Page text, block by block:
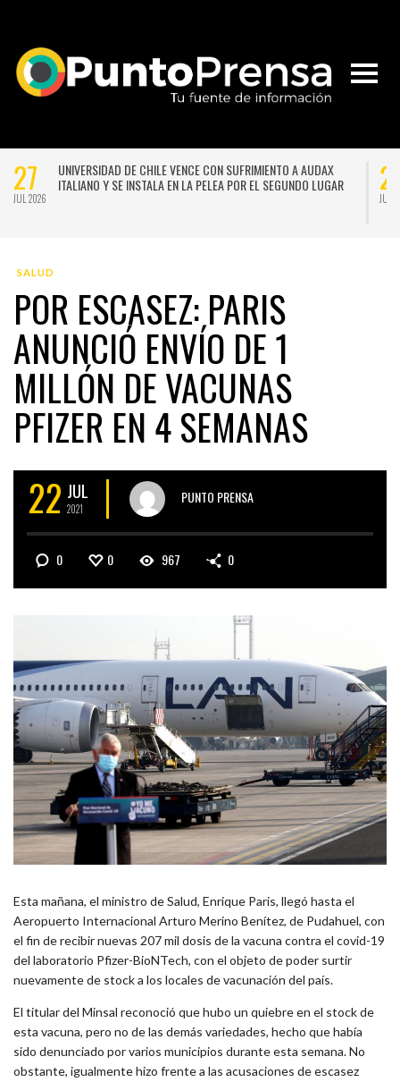
27
JUL 2026
UNIVERSIDAD DE CHILE VENCE CON SUFRIMIENTO A AUDAX
ITALIANO Y SE INSTALA EN LA PELEA POR EL SEGUNDO LUGAR
JUL
SALUD
POR ESCASEZ: PARIS
ANUNCIÓ ENVÍO DE 1
MILLÓN DE VACUNAS
PFIZER EN 4 SEMANAS
22 JUL
2021
PUNTO PRENSA
0 0 967 0
Esta mañana, el ministro de Salud, Enrique Paris, llegó hasta el
Aeropuerto Internacional Arturo Merino Benítez, de Pudahuel, con
el fin de recibir nuevas 207 mil dosis de la vacuna contra el covid-19
del laboratorio Pfizer-BioNTech, con el objeto de poder surtir
nuevamente de stock a los locales de vacunación del país.
El titular del Minsal reconoció que hubo un quiebre en el stock de
esta vacuna, pero no de las demás variedades, hecho que había
sido denunciado por varios municipios durante esta semana. No
obstante, igualmente hizo frente a las acusaciones de escasez